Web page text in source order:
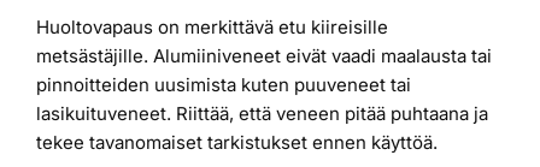
Huoltovapaus on merkittävä etu kiireisille
metsästäjille. Alumiiniveneet eivät vaadi maalausta tai
pinnoitteiden uusimista kuten puuveneet tai
lasikuituveneet. Riittää, että veneen pitää puhtaana ja
tekee tavanomaiset tarkistukset ennen käyttöä.